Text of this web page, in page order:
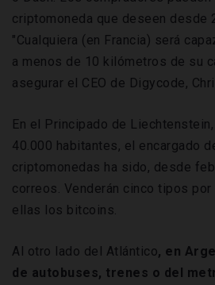
criptomoneda que deseen desde
"Cualquiera (en Francia) será
a menos de 10 kilómetros de su
asegurar el CEO de Digycode,
En el Principado de
40.000 habitantes, el encargado
criptomonedas ha sido, desde
correos. Venderán cinco tipos
ellas los bitcoins.
Al otro lado del Atlántico, en
de autobuses, trenes o del